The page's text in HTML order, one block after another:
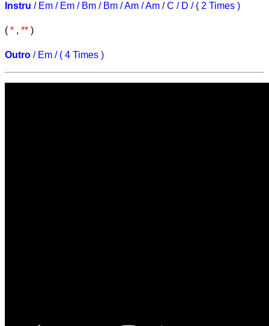
Instru / Em / Em / Bm / Bm / Am / Am / C / D / ( 2 Times )
( * , ** )
Outro / Em / ( 4 Times )